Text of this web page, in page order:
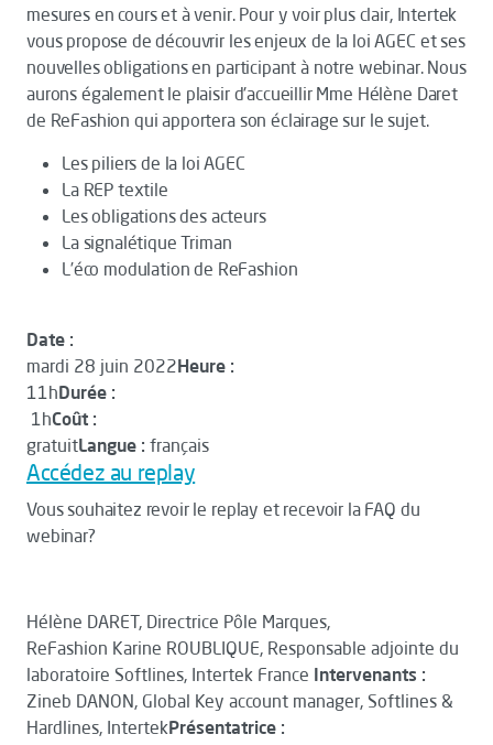
mesures en cours et à venir. Pour y voir plus clair, Intertek
vous propose de découvrir les enjeux de la loi AGEC et ses
nouvelles obligations en participant à notre webinar. Nous
aurons également le plaisir d'accueillir Mme Hélène Daret
de ReFashion qui apportera son éclairage sur le sujet.
Les piliers de la loi AGEC
La REP textile
Les obligations des acteurs
La signalétique Triman
L’éco modulation de ReFashion
Date :
mardi 28 juin 2022Heure :
11hDurée :
1hCoût :
gratuitLangue : français
Accédez au replay
Vous souhaitez revoir le replay et recevoir la FAQ du
webinar?
Hélène DARET, Directrice Pôle Marques,
ReFashion Karine ROUBLIQUE, Responsable adjointe du
laboratoire Softlines, Intertek France Intervenants :
Zineb DANON, Global Key account manager, Softlines &
Hardlines, IntertekPrésentatrice :